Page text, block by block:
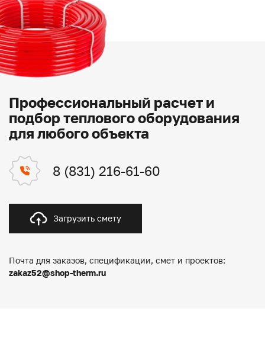
Профессиональный расчет и
подбор теплового оборудования
для любого объекта
8 (831) 216-61-60
Загрузить смету
Почта для заказов, спецификации, смет и проектов:
zakaz52@shop-therm.ru